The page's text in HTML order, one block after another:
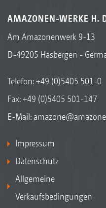
AMAZONEN-WERKE H.
Am Amazonenwerk 9-13
D-49205 Hasbergen -
Telefon:+49 (0)5405 501-0
Fax: +49 (0)5405 501-147
E-Mail:
Impressum
Datenschutz
Allgemeine
Verkaufsbedingungen